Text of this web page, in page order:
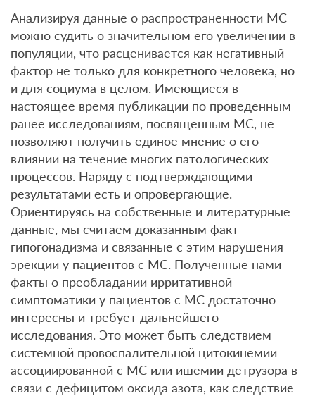
Анализируя данные о распространенности МС
можно судить о значительном его увеличении в
популяции, что расценивается как негативный
фактор не только для конкретного человека, но
и для социума в целом. Имеющиеся в
настоящее время публикации по проведенным
ранее исследованиям, посвященным МС, не
позволяют получить единое мнение о его
влиянии на течение многих патологических
процессов. Наряду с подтверждающими
результатами есть и опровергающие.
Ориентируясь на собственные и литературные
данные, мы считаем доказанным факт
гипогонадизма и связанные с этим нарушения
эрекции у пациентов с МС. Полученные нами
факты о преобладании ирритативной
симптоматики у пациентов с МС достаточно
интересны и требует дальнейшего
исследования. Это может быть следствием
системной провоспалительной цитокинемии
ассоциированной с МС или ишемии детрузора в
связи с дефицитом оксида азота, как следствие